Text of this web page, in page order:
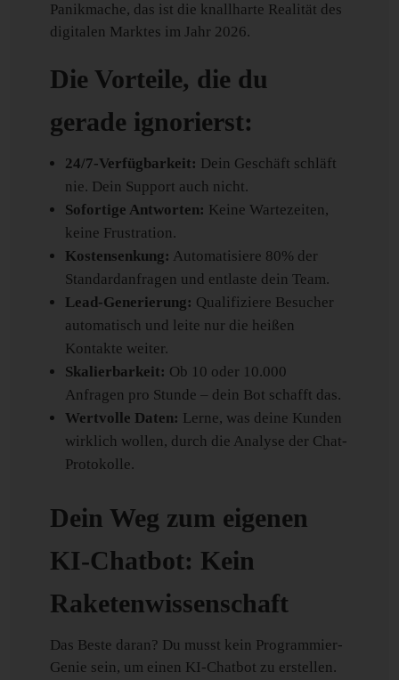
Panikmache, das ist die knallharte Realität des
digitalen Marktes im Jahr 2026.
Die Vorteile, die du
gerade ignorierst:
24/7-Verfügbarkeit: Dein Geschäft schläft
nie. Dein Support auch nicht.
Sofortige Antworten: Keine Wartezeiten,
keine Frustration.
Kostensenkung: Automatisiere 80% der
Standardanfragen und entlaste dein Team.
Lead-Generierung: Qualifiziere Besucher
automatisch und leite nur die heißen
Kontakte weiter.
Skalierbarkeit: Ob 10 oder 10.000
Anfragen pro Stunde – dein Bot schafft das.
Wertvolle Daten: Lerne, was deine Kunden
wirklich wollen, durch die Analyse der Chat-
Protokolle.
Dein Weg zum eigenen
KI-Chatbot: Kein
Raketenwissenschaft
Das Beste daran? Du musst kein Programmier-
Genie sein, um einen KI-Chatbot zu erstellen.